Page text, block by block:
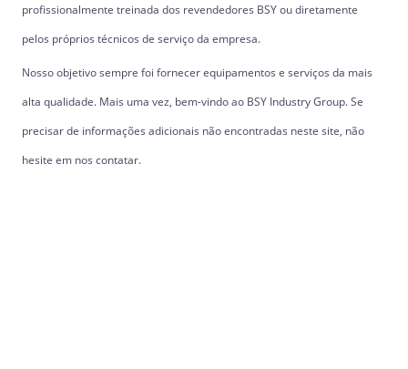
profissionalmente treinada dos revendedores BSY ou diretamente
pelos próprios técnicos de serviço da empresa.
Nosso objetivo sempre foi fornecer equipamentos e serviços da mais
alta qualidade. Mais uma vez, bem-vindo ao BSY Industry Group. Se
precisar de informações adicionais não encontradas neste site, não
hesite em nos contatar.